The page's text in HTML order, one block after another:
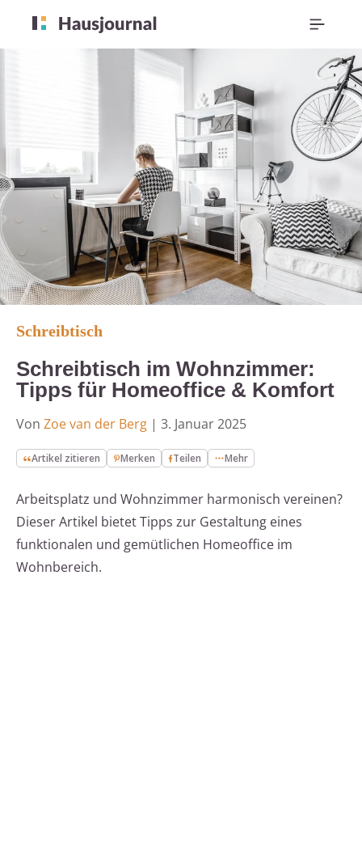
Schreibtisch
Schreibtisch im Wohnzimmer:
Tipps für Homeoffice & Komfort
Von Zoe van der Berg | 3. Januar 2025
Artikel zitieren Merken Teilen Mehr
Arbeitsplatz und Wohnzimmer harmonisch vereinen?
Dieser Artikel bietet Tipps zur Gestaltung eines
funktionalen und gemütlichen Homeoffice im
Wohnbereich.